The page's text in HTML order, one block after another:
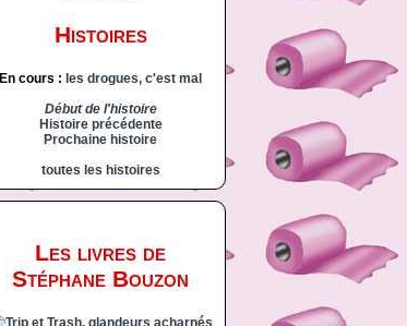
Histoires
En cours : les drogues, c'est mal
Début de l'histoire
Histoire précédente
Prochaine histoire
toutes les histoires
Les livres de
Stéphane Bouzon